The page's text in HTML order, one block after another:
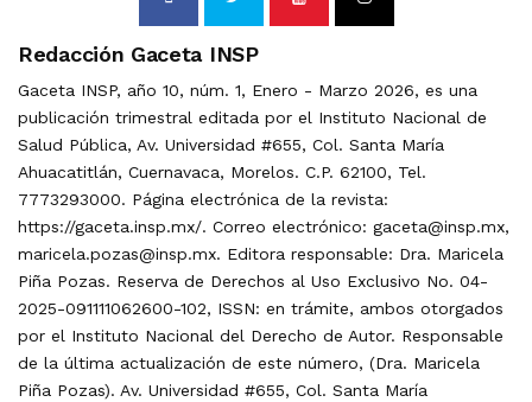
Redacción Gaceta INSP
Gaceta INSP, año 10, núm. 1, Enero - Marzo 2026, es una
publicación trimestral editada por el Instituto Nacional de
Salud Pública, Av. Universidad #655, Col. Santa María
Ahuacatitlán, Cuernavaca, Morelos. C.P. 62100, Tel.
7773293000. Página electrónica de la revista:
https://gaceta.insp.mx/. Correo electrónico: gaceta@insp.mx,
maricela.pozas@insp.mx. Editora responsable: Dra. Maricela
Piña Pozas. Reserva de Derechos al Uso Exclusivo No. 04-
2025-091111062600-102, ISSN: en trámite, ambos otorgados
por el Instituto Nacional del Derecho de Autor. Responsable
de la última actualización de este número, (Dra. Maricela
Piña Pozas). Av. Universidad #655, Col. Santa María